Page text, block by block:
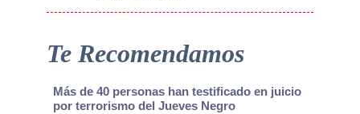
Te Recomendamos
Más de 40 personas han testificado en juicio
por terrorismo del Jueves Negro